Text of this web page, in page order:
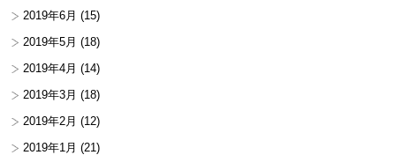
2019年6月 (15)
2019年5月 (18)
2019年4月 (14)
2019年3月 (18)
2019年2月 (12)
2019年1月 (21)